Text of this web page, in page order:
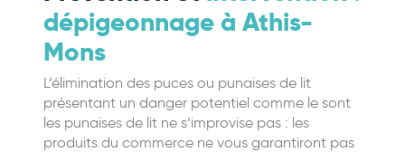
dépigeonnage à Athis-
Mons
L’élimination des puces ou punaises de lit
présentant un danger potentiel comme le sont
les punaises de lit ne s’improvise pas : les
produits du commerce ne vous garantiront pas